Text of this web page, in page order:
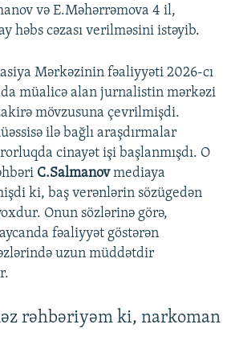
və E.Məhərrəmova 4 il,
həbs cəzası verilməsini istəyib.
Mərkəzinin fəaliyyəti 2026-cı
müalicə alan jurnalistin mərkəzi
mövzusuna çevrilmişdi.
ilə bağlı araşdırmalar
cinayət işi başlanmışdı. O
C.Salmanovmediaya
ki, baş verənlərin sözügedən
Onun sözlərinə görə,
fəaliyyət göstərən
uzun müddətdir
rəhbəriyəm ki, narkoman